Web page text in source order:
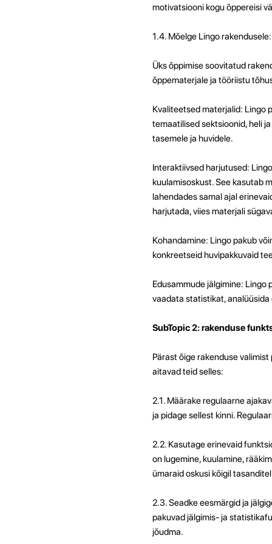
motivatsiooni kogu õppereisi
1.4. Mõelge Lingo rakendusele:
Üks õppimise soovitatud
õppematerjale ja tööriistu
Kvaliteetsed materjalid: Lingo
temaatilised sektsioonid, heli
tasemele ja huvidele.
Interaktiivsed harjutused:
kuulamisoskust. See kasutab
lahendades samal ajal
harjutada, viies materjali
Kohandamine: Lingo pakub
konkreetseid huvipakkuvaid
Edusammude jälgimine: Lingo
vaadata statistikat,
SubTopic 2: rakenduse
Pärast õige rakenduse
aitavad teid selles:
2.1. Määrake regulaarne
ja pidage sellest kinni.
2.2. Kasutage erinevaid
on lugemine, kuulamine,
ümaraid oskusi kõigil
2.3. Seadke eesmärgid ja
pakuvad jälgimis- ja
jõudma.